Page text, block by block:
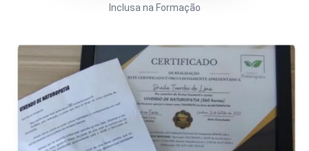
Inclusa na Formação